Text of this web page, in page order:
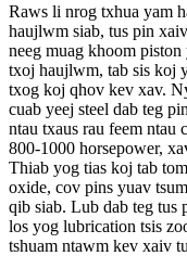
Raws li nrog txhua yam
haujlwm siab, tus pin
neeg muag khoom piston
txoj haujlwm, tab sis koj
txog koj qhov kev xav.
cuab yeej steel dab teg
ntau txaus rau feem ntau
800-1000 horsepower,
Thiab yog tias koj tab
oxide, cov pins yuav
qib siab. Lub dab teg tus
los yog lubrication tsis
tshuam ntawm kev xaiv